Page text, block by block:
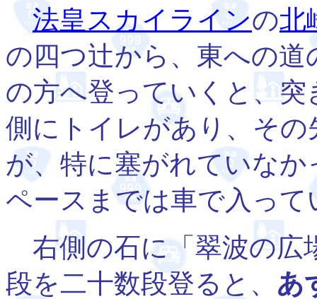
法皇スカイラインの北
の四つ辻から、東への道
の方へ登っていくと、
側にトイレがあり、そ
が、特に塞がれていな
ペースまでは車で入っ
右側の石に「翠波の広
段を二十数段登ると、 あ